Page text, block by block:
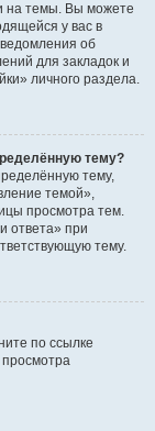
на темы. Вы можете
у вас в
об
для закладок и
личного раздела.
тему?
тему,
темой»,
просмотра тем.
ответа» при
тему.
по ссылке